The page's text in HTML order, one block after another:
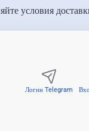
условия
Логин Telegram